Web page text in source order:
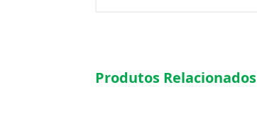
Produtos Relacionados